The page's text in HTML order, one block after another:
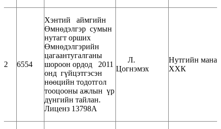
2 6554
Хэнтий аймгийн
Өмнөдэлгэр сумын
нутагт орших
Өмнөдэлгэрийн
цагаантугалганы
шороон ордод 2011
онд гүйцэтгэсэн
нөөцийн тодотгол
тооцооны ажлын үр
дүнгийн тайлан.
Лиценз 13798А
Л.
Цогнэмэх
Нутгийн мана
ХХК